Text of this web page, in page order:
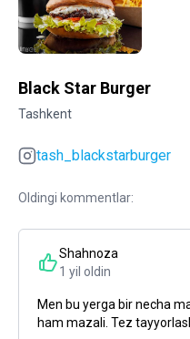
Black Star Burger
Tashkent
tash_blackstarburger
Oldingi kommentlar:
Shahnoza
1 yil oldin
Men bu yerga bir necha
ham mazali. Tez